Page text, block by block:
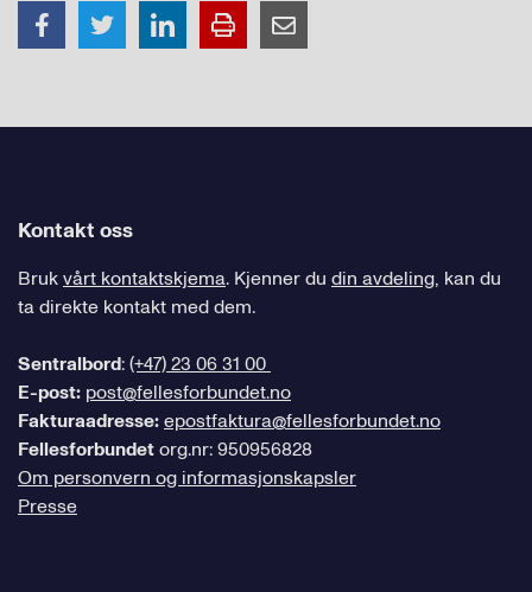
Kontakt oss
Brukvårt kontaktskjema. Kjenner du din avdeling, kan du
ta direkte kontakt med dem.
Sentralbord:(+47) 23 06 31 00
E-post: post@fellesforbundet.no
Fakturaadresse:epostfaktura@fellesforbundet.no
Fellesforbundetorg.nr: 950956828
Om personvern og informasjonskapsler
Presse